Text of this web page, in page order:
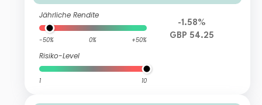
Jährliche Rendite
-50% 0% +50%
Risiko-Level
1 10
-1.58%
GBP 54.25